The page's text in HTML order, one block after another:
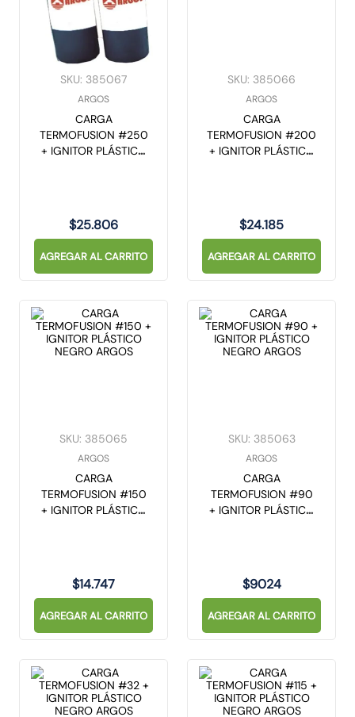
SKU: 385067
ARGOS
CARGA
TERMOFUSION #250
+ IGNITOR PLÁSTICO
$25.806
AGREGAR AL CARRITO
SKU: 385066
ARGOS
CARGA
TERMOFUSION #200
+ IGNITOR PLÁSTICO
$24.185
AGREGAR AL CARRITO
SKU: 385065
ARGOS
CARGA
TERMOFUSION #150
+ IGNITOR PLÁSTICO
$14.747
AGREGAR AL CARRITO
SKU: 385063
ARGOS
CARGA
TERMOFUSION #90
+ IGNITOR PLÁSTICO
$9024
AGREGAR AL CARRITO